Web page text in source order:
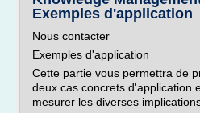
Exemples d'application
Nous contacter
Exemples d'application
Cette partie vous permettra de
deux cas concrets d'application
mesurer les diverses